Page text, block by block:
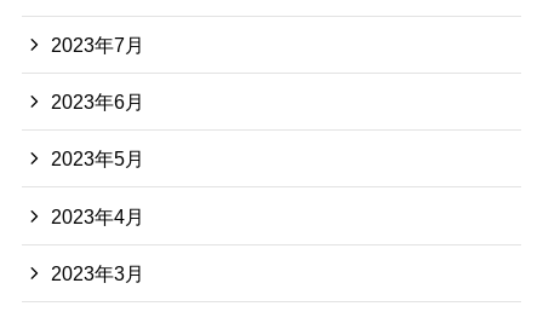
2023年7月
2023年6月
2023年5月
2023年4月
2023年3月